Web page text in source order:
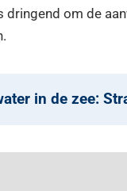
dringend om de
in de zee: